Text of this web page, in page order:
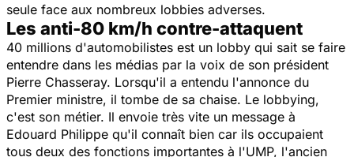
seule face aux nombreux lobbies adverses.
Les anti-80 km/h contre-attaquent
40 millions d'automobilistes est un lobby qui sait se faire
entendre dans les médias par la voix de son président
Pierre Chasseray. Lorsqu'il a entendu l'annonce du
Premier ministre, il tombe de sa chaise. Le lobbying,
c'est son métier. Il envoie très vite un message à
Edouard Philippe qu'il connaît bien car ils occupaient
tous deux des fonctions importantes à l'UMP, l'ancien